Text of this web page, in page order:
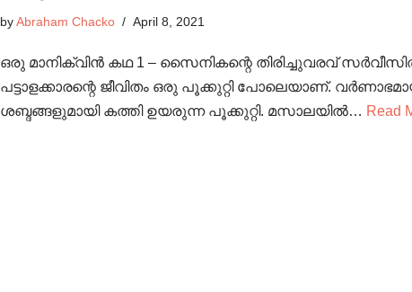
byAbraham Chacko April 8, 2021
ഒരു മാനിക്വിൻ കഥ 1 – സൈനികന്റെ തിരിച്ചുവരവ്
പട്ടാളക്കാരന്റെ ജീവിതം ഒരു പൂക്കുറ്റി പോലെയാണ്.
ശബ്ദങ്ങളുമായി കത്തി ഉയരുന്ന പൂക്കുറ്റി. മസാലയിൽ… Read